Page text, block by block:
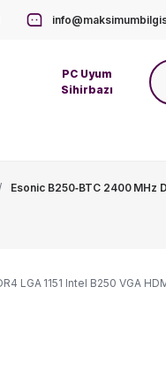
PC Uyum
Sihirbazı
Esonic B250‑BTC 2400 MHz